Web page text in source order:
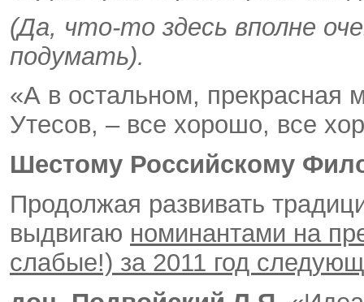
(Да, что-то здесь вполне
подумать).
«А в остальном, прекрасная
Утесов, – все хорошо, все
Шестому Российскому
Продолжая развивать
выдвигаю номинантами на
слабые!) за 2011 год